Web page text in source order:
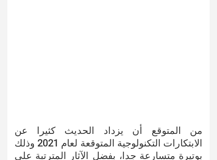
من المتوقع أن يزداد الحديث كثيرا عن
الابتكارات التكنولوجية المتوقعة لعام 2021 وذلك
بوتيرة متسارعة جدا، بفضل الآثار المترتبة على